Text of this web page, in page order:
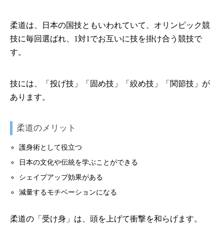
柔道は、日本の国技ともいわれていて、オリンピック競
技に毎回選ばれ、1対1でお互いに技を掛け合う競技で
す。
技には、「投げ技」「固め技」「絞め技」「関節技」が
あります。
柔道のメリット
護身術として役立つ
日本の文化や伝統を学ぶことができる
シェイプアップ効果がある
減量するモチベーションになる
柔道の「受け身」は、頭を上げて衝撃を和らげます。